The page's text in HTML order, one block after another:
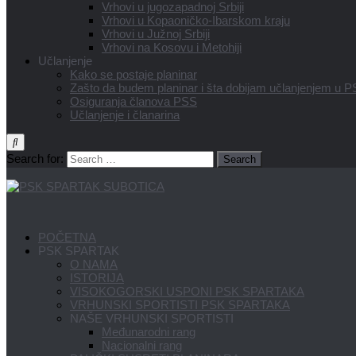
Vrhovi u jugozapadnoj Srbiji
Vrhovi u Kopaoničko-Ibarskom kraju
Vrhovi u Južnoj Srbiji
Vrhovi na Kosovu i Metohiji
Učlanjenje
Kako se postaje planinar
Zašto da budem planinar i šta dobijam učlanjenjem u
Osiguranja članova PSS
Učlanjenje i članarina
Search for:
POČETNA
PSK SPARTAK
O NAMA
ISTORIJA
VISOKOGORSKI USPONI PSK SPARTAKA
VRHUNSKI SPORTISTI PSK SPARTAKA
NAŠE VRHUNSKI SPORTISTI
Međunarodni rang
Nacionalni rang